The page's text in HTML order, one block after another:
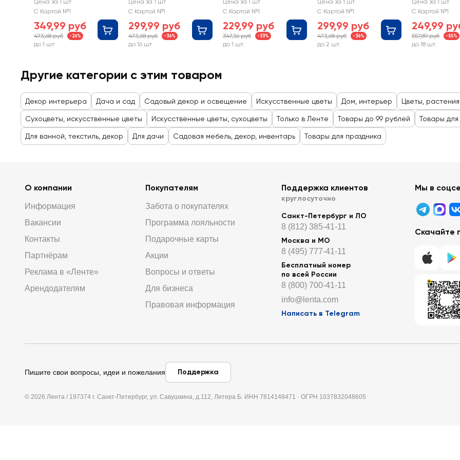
Астильба 50см, Арт.
Цена за 1 шт
С Картой №1
349,99 руб
473,68 руб -26%
до 1 шт
Птерокария 75см, Арт.
Цена за 1 шт
С Картой №1
299,99 руб
473,68 руб -36%
до 16 шт
70см, Арт. 222108-2
Цена за 1 шт
С Картой №1
229,99 руб
347,36 руб -33%
до 1 шт
Дельфиниум 78см, Арт.
Цена за 1 шт
С Картой №1
299,99 руб
473,68 руб -36%
до 2 шт
Эвкалипт, Арт.
Цена за 1 шт
С Картой №1
249,99
557,89 руб -55%
до 18 шт
Другие категории с этим товаром
Декор интерьера Дача и сад Садовый декор и освещение Искусственные цветы Дом, интерьер Цветы, растения
Сухоцветы, искусственные цветы Искусственные цветы, сухоцветы Только в Ленте Товары до 99 рублей Товары
Для ванной, текстиль, декор Для дачи Садовая мебель, декор, инвентарь Товары для праздника
О компании
Информация
Вакансии
Контакты
Партнёрам
Реклама в «Ленте»
Арендодателям
Покупателям
Забота о покупателях
Программа лояльности
Подарочные карты
Акции
Вопросы и ответы
Для бизнеса
Правовая информация
Поддержка клиентов
круглосуточно
Санкт-Петербург и ЛО
8 (812) 385-41-11
Москва и МО
8 (495) 777-41-11
Бесплатный номер
по всей России
8 (800) 700-41-11
info@lenta.com
Написать в Telegram
Мы в
Скачайте
Пишите свои вопросы, идеи и пожелания Поддержка
© 2026 Лента / 197374 г. Санкт-Петербург, ул. Савушкина, д.112, Литера Б. ИНН 7814148471 · ОГРН 1037832048605